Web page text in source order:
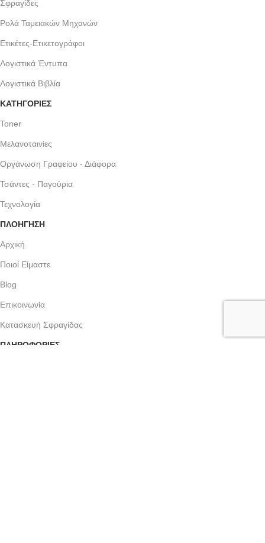
Σφραγίδες
Ρολά Ταμειακών Μηχανών
Ετικέτες-Ετικετογράφοι
Λογιστικά Έντυπα
Λογιστικά Βιβλία
ΚΑΤΗΓΟΡΙΕΣ
Toner
Μελανοταινίες
Οργάνωση Γραφείου - Διάφορα
Τσάντες - Παγούρια
Τεχνολογία
ΠΛΟΗΓΗΣΗ
Αρχική
Ποιοί Είμαστε
Blog
Επικοινωνία
Κατασκευή Σφραγίδας
ΠΛΗΡΟΦΟΡΙΕΣ